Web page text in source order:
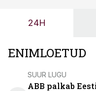
24H
ENIMLOETUD
SUUR LUGU
ABB palkab